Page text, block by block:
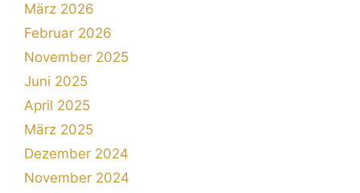
März 2026
Februar 2026
November 2025
Juni 2025
April 2025
März 2025
Dezember 2024
November 2024